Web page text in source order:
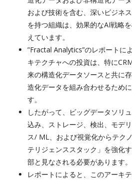
および技術を含む、深いビジネ
を持つ組織は、効果的なAI戦略
えています。
”Fractal Analytics”のレポートに
キテクチャへの投資は、特に
来の構造化データソースと共に
造化データを組み合わせるため
す。
したがって、ビッグデータソリ
込み、ストレージ、検出、モデ
ス/ ML、および視覚化からテク
テリジェンススタック」を強化
部と見なされる必要があります。
レポートによると、このアーキ